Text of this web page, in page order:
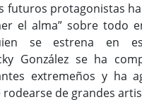
futuros protagonistas
el alma” sobre todo
se estrena en
González se ha
extremeños y ha
de grandes